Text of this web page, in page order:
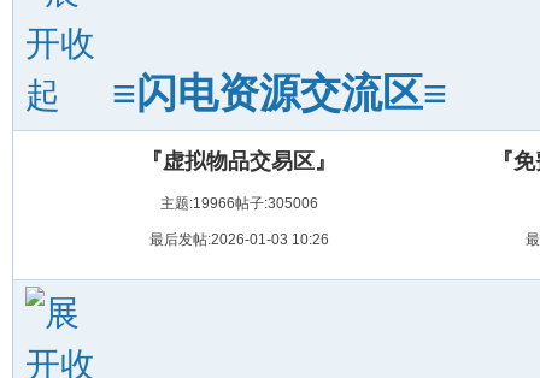
≡闪电资源交流区≡
『虚拟物品交易区』
主题:19966帖子:305006
最后发帖:2026-01-03 10:26
『